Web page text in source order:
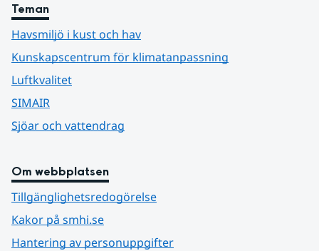
Teman
Havsmiljö i kust och hav
Kunskapscentrum för klimatanpassning
Luftkvalitet
SIMAIR
Sjöar och vattendrag
Om webbplatsen
Tillgänglighetsredogörelse
Kakor på smhi.se
Hantering av personuppgifter